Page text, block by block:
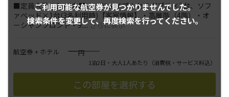
ご利用可能な航空券が見つかりませんでした。
検索条件を変更して、再度検索を行ってください。
■定員人数：1～3名■ベッドタイプ：セミダブル×2台、ソフ
ァベッド×1台(3名利用時)【客室情報】・高層階（4階）・オ
ーシャンフロント・9.... さらに表示
航空券 + ホテル ――――円
1泊2日・大人1人あたり （消費税・サービス料込）